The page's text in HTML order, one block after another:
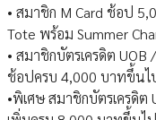
• สมาชิก M Card ช้อป
Tote พร้อม Summer
• สมาชิกบัตรเครดิต UOB
ช้อปครบ 4,000 บาทขึ้นไ
•พิเศษ สมาชิกบัตรเครดิต